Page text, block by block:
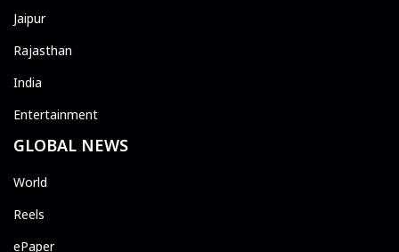
Jaipur
Rajasthan
India
Entertainment
GLOBAL NEWS
World
Reels
ePaper